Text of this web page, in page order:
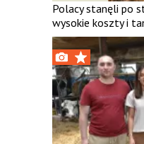
Polacy stanęli po
wysokie koszty i